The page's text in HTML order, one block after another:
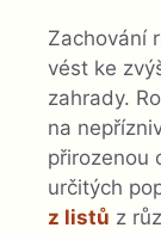
Zachování
vést ke
zahrady.
na
přirozenou
určitých
z listů z